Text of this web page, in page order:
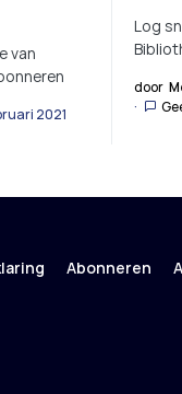
van
2021
Log
door
Abonneren